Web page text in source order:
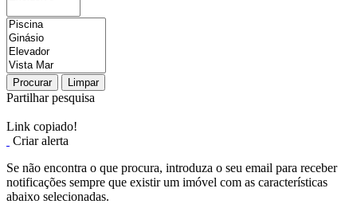
Procurar Limpar
Partilhar pesquisa
Link copiado!
Criar alerta
Se não encontra o que procura, introduza o seu email para receber
notificações sempre que existir um imóvel com as características
abaixo selecionadas.